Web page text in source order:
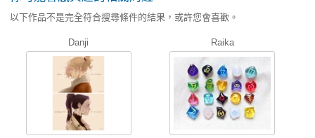
以下作品不是完全符合搜尋條件的結果，或許您會喜歡。
Danji Raika